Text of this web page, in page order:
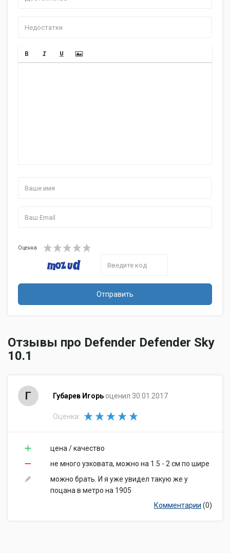
Оценка
Отправить
Отзывы про Defender Defender Sky
10.1
Г Губарев Игорь оценил 30.01.2017
Оценка:
цена / качество
не много узковата, можно на 1.5 - 2 см по шире
можно брать. И я уже увидел такую же у
поцана в метро на 1905
Комментарии (0)